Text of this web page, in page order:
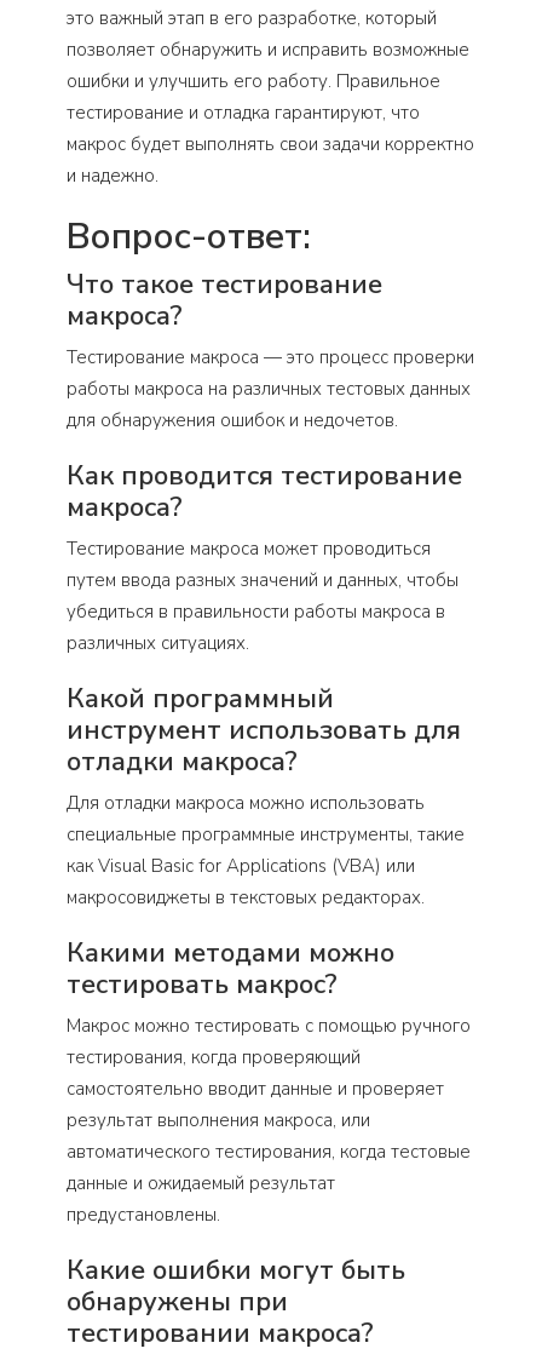
это важный этап в его разработке, который
позволяет обнаружить и исправить возможные
ошибки и улучшить его работу. Правильное
тестирование и отладка гарантируют, что
макрос будет выполнять свои задачи корректно
и надежно.
Вопрос-ответ:
Что такое тестирование
макроса?
Тестирование макроса — это процесс проверки
работы макроса на различных тестовых данных
для обнаружения ошибок и недочетов.
Как проводится тестирование
макроса?
Тестирование макроса может проводиться
путем ввода разных значений и данных, чтобы
убедиться в правильности работы макроса в
различных ситуациях.
Какой программный
инструмент использовать для
отладки макроса?
Для отладки макроса можно использовать
специальные программные инструменты, такие
как Visual Basic for Applications (VBA) или
макросовиджеты в текстовых редакторах.
Какими методами можно
тестировать макрос?
Макрос можно тестировать с помощью ручного
тестирования, когда проверяющий
самостоятельно вводит данные и проверяет
результат выполнения макроса, или
автоматического тестирования, когда тестовые
данные и ожидаемый результат
предустановлены.
Какие ошибки могут быть
обнаружены при
тестировании макроса?